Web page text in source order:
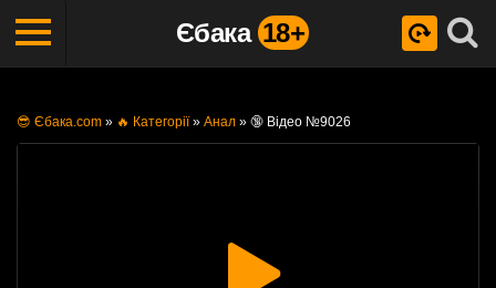
Єбака 18+
😎 Єбака.com » 🔥 Категорії» Анал » 🔞 Відео №9026